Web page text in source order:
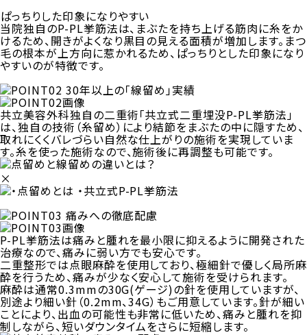
ぱっちりした印象になりやすい
当院独自のP-PL挙筋法は、まぶたを持ち上げる筋肉に糸をか
けるため、開きがよくなり黒目の見える面積が増加します。まつ
毛の根本が上方向に惹かれるため、ぱっちりとした印象になり
やすいのが特徴です。
共立美容外科独自の二重術「共立式二重埋没P-PL挙筋法」
は、独自の技術（糸留め）により結節をまぶたの中に隠すため、
取れにくくバレづらい自然な仕上がりの施術を実現していま
す。糸を使った施術なので、施術後に再調整も可能です。
×
P-PL挙筋法は痛みと腫れを最小限に抑えるように開発された
治療なので、痛みに弱い方でも安心です。
二重整形では点眼麻酔を使用しており、極細針で優しく局所麻
酔を行うため、痛みが少なく安心して施術を受けられます。
麻酔は通常0.3mmの30G(ゲージ)の針を使用していますが、
別途より細い針（0.2mm、34G）もご用意しています。針が細い
ことにより、出血の可能性も非常に低いため、痛みと腫れを抑
制しながら、短いダウンタイムをさらに短縮します。